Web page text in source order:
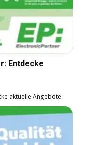
Entdecke
aktuelle Angebote